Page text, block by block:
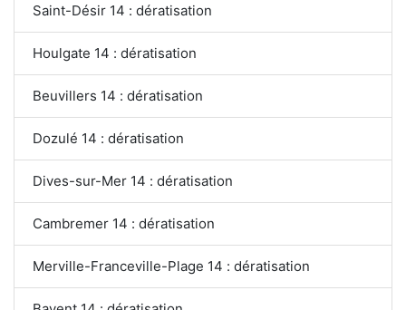
Saint-Désir 14 : dératisation
Houlgate 14 : dératisation
Beuvillers 14 : dératisation
Dozulé 14 : dératisation
Dives-sur-Mer 14 : dératisation
Cambremer 14 : dératisation
Merville-Franceville-Plage 14 : dératisation